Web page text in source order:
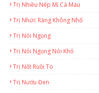
Trị Nhiều Nếp Mí Cà Mau
Trị Nhức Răng Không Nhổ
Trị Nói Ngọng
Trị Nói Ngọng Nói Khó
Trị Nốt Ruồi To
Trị Nướu Đen